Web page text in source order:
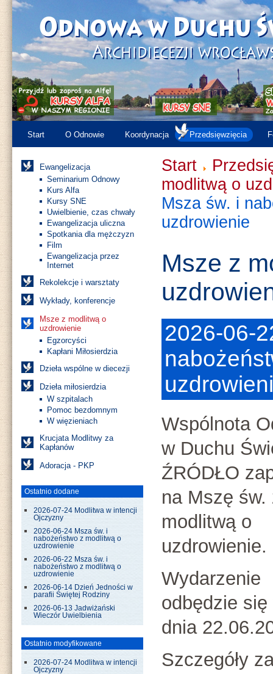
Start O Odnowie Koordynacja Przedsięwzięcia
Ewangelizacja
Seminarium Odnowy
Kurs Alfa
Kursy SNE
Uwielbienie, czas chwały
Ewangelizacja uliczna
Spotkania dla mężczyzn
Film
Ewangelizacja przez
Internet
Rekolekcje i warsztaty
Wykłady, konferencje
Msze z modlitwą o
uzdrowienie
Egzorcyści
Kapłani Miłosierdzia
Dzieła wspólne w diecezji
Dzieła miłosierdzia
W szpitalach
Pomoc bezdomnym
W więzieniach
Krucjata Modlitwy za
Kapłanów
Adoracja - PKP
Ostatnio dodane
2026-07-24 Modlitwa w intencji
Ojczyzny
2026-06-24 Msza św. i
nabożeństwo z modlitwą o
uzdrowienie
2026-06-22 Msza św. i
nabożeństwo z modlitwą o
uzdrowienie
2026-06-14 Dzień Jedności w
parafii Świętej Rodziny
2026-06-13 Jadwiżański
Wieczór Uwielbienia
Ostatnio modyfikowane
2026-07-24 Modlitwa w intencji
Ojczyzny
Start
modlitwą o
Msza św. i
uzdrowienie
Msze z
2026-06-
Wspólnota
w Duchu
ŹRÓDŁO
na Mszę św.
modlitwą o
uzdrowienie.
Wydarzenie
odbędzie
dnia
Szczegóły